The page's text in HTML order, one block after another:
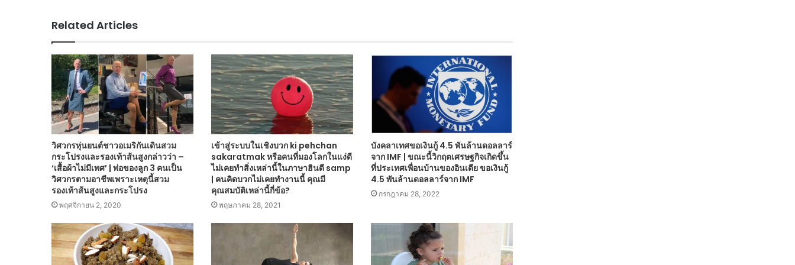
Related Articles
วิศวกรหุ่นยนต์ชาวอเมริกันเดินสวม
กระโปรงและรองเท้าส้นสูงกล่าวว่า –
‘เสื้อผ้าไม่มีเพศ’ | พ่อของลูก 3 คนเป็น
วิศวกรตามอาชีพเพราะเหตุนี้สวม
รองเท้าส้นสูงและกระโปรง
พฤศจิกายน 2, 2020
เข้าสู่ระบบในเชิงบวก ki pehchan
sakaratmak หรือคนที่มองโลกในแง่ดี
ไม่เคยทำสิ่งเหล่านี้ในภาษาฮินดี samp
| คนคิดบวกไม่เคยทำงานนี้ คุณมี
คุณสมบัติเหล่านี้กี่ข้อ?
พฤษภาคม 28, 2021
บังคลาเทศขอเงินกู้ 4.5 พันล้านดอลลาร์
จาก IMF | ขณะนี้วิกฤตเศรษฐกิจเกิดขึ้น
ที่ประเทศเพื่อนบ้านของอินเดีย ขอเงินกู้
4.5 พันล้านดอลลาร์จาก IMF
กรกฎาคม 28, 2022